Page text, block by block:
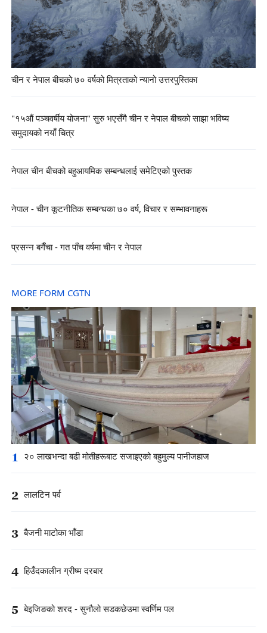
चीन र नेपाल बीचको ७० वर्षको मित्रताको न्यानो उत्तरपुस्तिका
"१५औं पञ्चवर्षीय योजना" सुरु भएसँगै चीन र नेपाल बीचको साझा भविष्य
समुदायको नयाँ चित्र
नेपाल चीन बीचको बहुआयमिक सम्बन्धलाई समेटिएको पुस्तक
नेपाल - चीन कूटनीतिक सम्बन्धका ७० वर्ष, विचार र सम्भावनाहरू
प्रसन्न बगैँचा - गत पाँच वर्षमा चीन र नेपाल
MORE FORM CGTN
1 २० लाखभन्दा बढी मोतीहरूबाट सजाइएको बहुमुल्य पानीजहाज
2 लालटिन पर्व
3 बैजनी माटोका भाँडा
4 हिउँदकालीन ग्रीष्म दरबार
5 बेइजिङको शरद - सुनौलो सडकछेउमा स्वर्णिम पल